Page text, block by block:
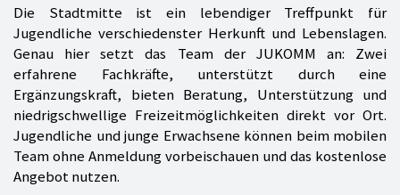
Die Stadtmitte ist ein lebendiger Treffpunkt für
Jugendliche verschiedenster Herkunft und Lebenslagen.
Genau hier setzt das Team der JUKOMM an: Zwei
erfahrene Fachkräfte, unterstützt durch eine
Ergänzungskraft, bieten Beratung, Unterstützung und
niedrigschwellige Freizeitmöglichkeiten direkt vor Ort.
Jugendliche und junge Erwachsene können beim mobilen
Team ohne Anmeldung vorbeischauen und das kostenlose
Angebot nutzen.